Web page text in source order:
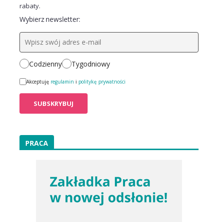
rabaty.
Wybierz newsletter:
Codzienny Tygodniowy
Akceptuję regulamin i politykę prywatności
PRACA